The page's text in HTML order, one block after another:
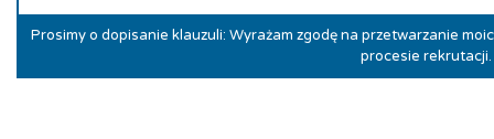
Prosimy o dopisanie klauzuli: Wyrażam zgodę na przetwarzanie
procesie rekrutacji.